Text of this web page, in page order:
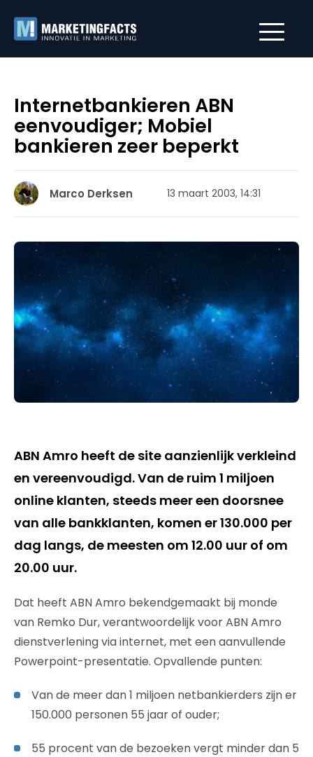
Internetbankieren ABN
eenvoudiger; Mobiel
bankieren zeer beperkt
Marco Derksen 13 maart 2003, 14:31
ABN Amro heeft de site aanzienlijk verkleind
en vereenvoudigd. Van de ruim 1 miljoen
online klanten, steeds meer een doorsnee
van alle bankklanten, komen er 130.000 per
dag langs, de meesten om 12.00 uur of om
20.00 uur.
Dat heeft ABN Amro bekendgemaakt bij monde
van Remko Dur, verantwoordelijk voor ABN Amro
dienstverlening via internet, met een aanvullende
Powerpoint-presentatie. Opvallende punten:
Van de meer dan 1 miljoen netbankierders zijn er
150.000 personen 55 jaar of ouder;
55 procent van de bezoeken vergt minder dan 5